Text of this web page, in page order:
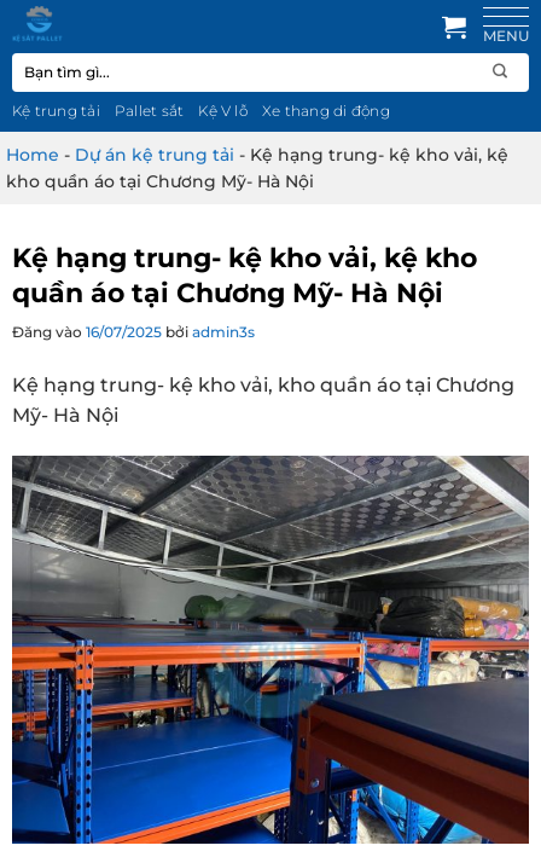
qua
nội
dung
Tìm
kiếm:
Kệ trung tải Pallet sắt Kệ V lỗ Xe thang di động
Home - Dự án kệ trung tải - Kệ hạng trung- kệ kho vải, kệ
kho quần áo tại Chương Mỹ- Hà Nội
Kệ hạng trung- kệ kho vải, kệ kho
quần áo tại Chương Mỹ- Hà Nội
Đăng vào 16/07/2025 bởi admin3s
Kệ hạng trung- kệ kho vải, kho quần áo tại Chương
Mỹ- Hà Nội